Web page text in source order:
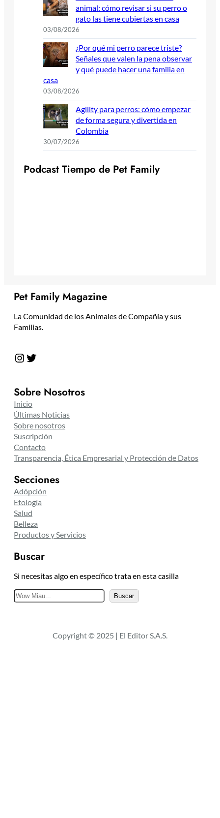
animal: cómo revisar si su perro o
gato las tiene cubiertas en casa
03/08/2026
¿Por qué mi perro parece triste?
Señales que valen la pena observar
y qué puede hacer una familia en
casa
03/08/2026
Agility para perros: cómo empezar
de forma segura y divertida en
Colombia
30/07/2026
Podcast Tiempo de Pet Family
Pet Family Magazine
La Comunidad de los Animales de Compañía y sus
Familias.
Instagram Twitter
Sobre Nosotros
Inicio
Últimas Noticias
Sobre nosotros
Suscripción
Contacto
Transparencia, Ética Empresarial y Protección de Datos
Secciones
Adópción
Etología
Salud
Belleza
Productos y Servicios
Buscar
Si necesitas algo en específico trata en esta casilla
u
a
Buscar
Copyright © 2025 | El Editor S.A.S.